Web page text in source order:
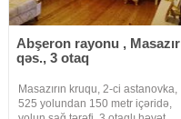
Abşeron rayonu , Masazır
qəs., 3 otaq
Masazırın kruqu, 2-ci astanovka,
525 yolundan 150 metr içəridə,